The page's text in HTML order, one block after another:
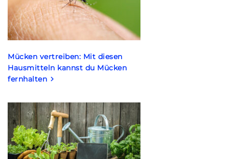
Mücken vertreiben: Mit diesen
Hausmitteln kannst du Mücken
fernhalten keyboard_arrow_right